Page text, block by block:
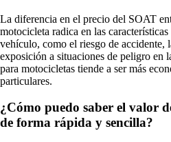
La diferencia en el precio del SOAT
motocicleta radica en las
vehículo, como el riesgo de accidente,
exposición a situaciones de peligro en
para motocicletas tiende a ser más
particulares.
¿Cómo puedo saber el valor
de forma rápida y sencilla?